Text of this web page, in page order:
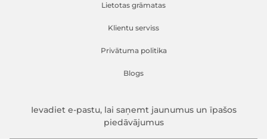
Lietotas grāmatas
Klientu serviss
Privātuma politika
Blogs
Ievadiet e-pastu, lai saņemt jaunumus un īpašos
piedāvājumus